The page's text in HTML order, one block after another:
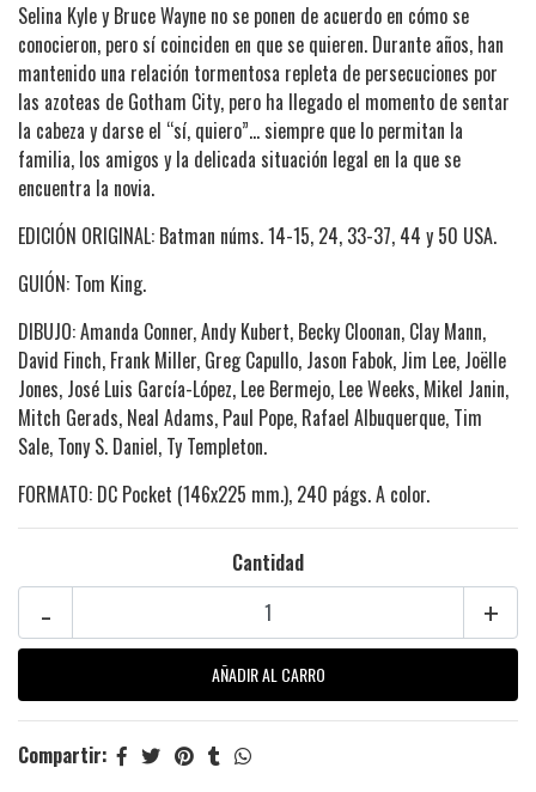
Selina Kyle y Bruce Wayne no se ponen de acuerdo en cómo se
conocieron, pero sí coinciden en que se quieren. Durante años, han
mantenido una relación tormentosa repleta de persecuciones por
las azoteas de Gotham City, pero ha llegado el momento de sentar
la cabeza y darse el “sí, quiero”... siempre que lo permitan la
familia, los amigos y la delicada situación legal en la que se
encuentra la novia.
EDICIÓN ORIGINAL: Batman núms. 14-15, 24, 33-37, 44 y 50 USA.
GUIÓN: Tom King.
DIBUJO: Amanda Conner, Andy Kubert, Becky Cloonan, Clay Mann,
David Finch, Frank Miller, Greg Capullo, Jason Fabok, Jim Lee, Joëlle
Jones, José Luis García-López, Lee Bermejo, Lee Weeks, Mikel Janin,
Mitch Gerads, Neal Adams, Paul Pope, Rafael Albuquerque, Tim
Sale, Tony S. Daniel, Ty Templeton.
FORMATO: DC Pocket (146x225 mm.), 240 págs. A color.
Cantidad
+
-
Compartir: